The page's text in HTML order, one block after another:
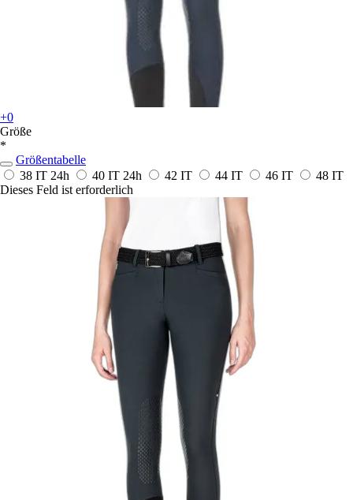
+0
Größe
*
Größentabelle
38 IT 24h 40 IT 24h 42 IT 44 IT 46 IT
48 IT
Dieses Feld ist erforderlich